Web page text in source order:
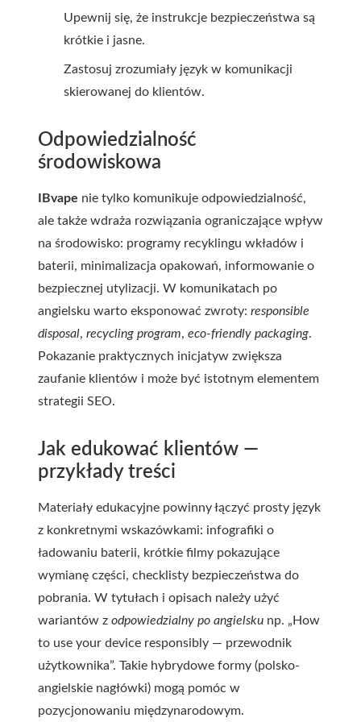
Upewnij się, że instrukcje bezpieczeństwa są
krótkie i jasne.
Zastosuj zrozumiały język w komunikacji
skierowanej do klientów.
Odpowiedzialność
środowiskowa
IBvape nie tylko komunikuje odpowiedzialność,
ale także wdraża rozwiązania ograniczające wpływ
na środowisko: programy recyklingu wkładów i
baterii, minimalizacja opakowań, informowanie o
bezpiecznej utylizacji. W komunikatach po
angielsku warto eksponować zwroty: responsible
disposal, recycling program, eco-friendly packaging.
Pokazanie praktycznych inicjatyw zwiększa
zaufanie klientów i może być istotnym elementem
strategii SEO.
Jak edukować klientów —
przykłady treści
Materiały edukacyjne powinny łączyć prosty język
z konkretnymi wskazówkami: infografiki o
ładowaniu baterii, krótkie filmy pokazujące
wymianę części, checklisty bezpieczeństwa do
pobrania. W tytułach i opisach należy użyć
wariantów z odpowiedzialny po angielsku np. „How
to use your device responsibly — przewodnik
użytkownika”. Takie hybrydowe formy (polsko-
angielskie nagłówki) mogą pomóc w
pozycjonowaniu międzynarodowym.